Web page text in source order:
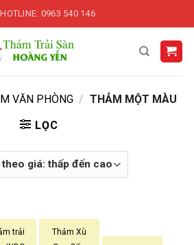
HOTLINE: 0963 540 146
VĂN PHÒNG / THẢM MỘT MÀU
LỌC
trải
Thảm Xù